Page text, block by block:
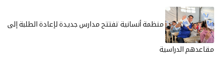
منظمة أنسانية تفتتح مدارس جديدة لإعادة الطلبة إلى
مقاعدهم الدراسية